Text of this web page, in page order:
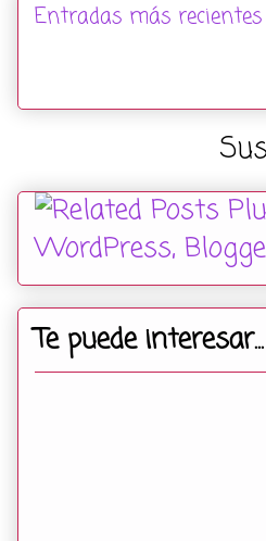
Entradas más recientes
Te puede interesar...